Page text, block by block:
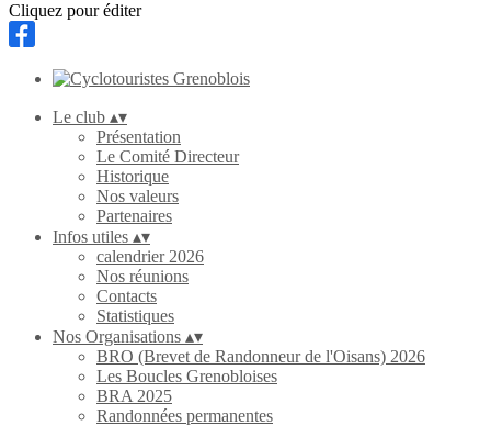
Cliquez pour éditer
Le club ▴▾
Présentation
Le Comité Directeur
Historique
Nos valeurs
Partenaires
Infos utiles ▴▾
calendrier 2026
Nos réunions
Contacts
Statistiques
Nos Organisations ▴▾
BRO (Brevet de Randonneur de l'Oisans) 2026
Les Boucles Grenobloises
BRA 2025
Randonnées permanentes